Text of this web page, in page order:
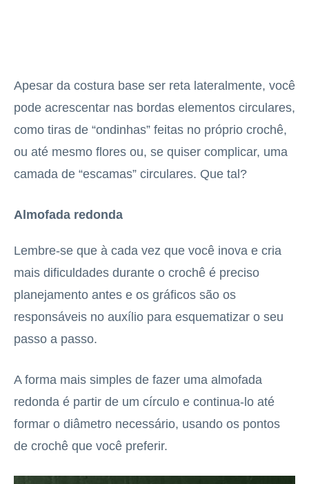
Apesar da costura base ser reta lateralmente, você
pode acrescentar nas bordas elementos circulares,
como tiras de “ondinhas” feitas no próprio crochê,
ou até mesmo flores ou, se quiser complicar, uma
camada de “escamas” circulares. Que tal?
Almofada redonda
Lembre-se que à cada vez que você inova e cria
mais dificuldades durante o crochê é preciso
planejamento antes e os gráficos são os
responsáveis no auxílio para esquematizar o seu
passo a passo.
A forma mais simples de fazer uma almofada
redonda é partir de um círculo e continua-lo até
formar o diâmetro necessário, usando os pontos
de crochê que você preferir.